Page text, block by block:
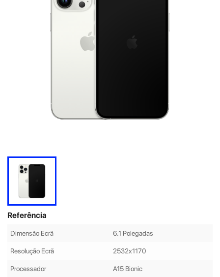
Referência
Dimensão Ecrã 6.1 Polegadas
Resolução Ecrã 2532x1170
Processador A15 Bionic